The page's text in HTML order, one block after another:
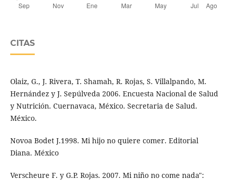
CITAS
Olaiz, G., J. Rivera, T. Shamah, R. Rojas, S. Villalpando, M.
Hernández y J. Sepúlveda 2006. Encuesta Nacional de Salud
y Nutrición. Cuernavaca, México. Secretaria de Salud.
México.
Novoa Bodet J.1998. Mi hijo no quiere comer. Editorial
Diana. México
Verscheure F. y G.P. Rojas. 2007. Mi niño no come nada":